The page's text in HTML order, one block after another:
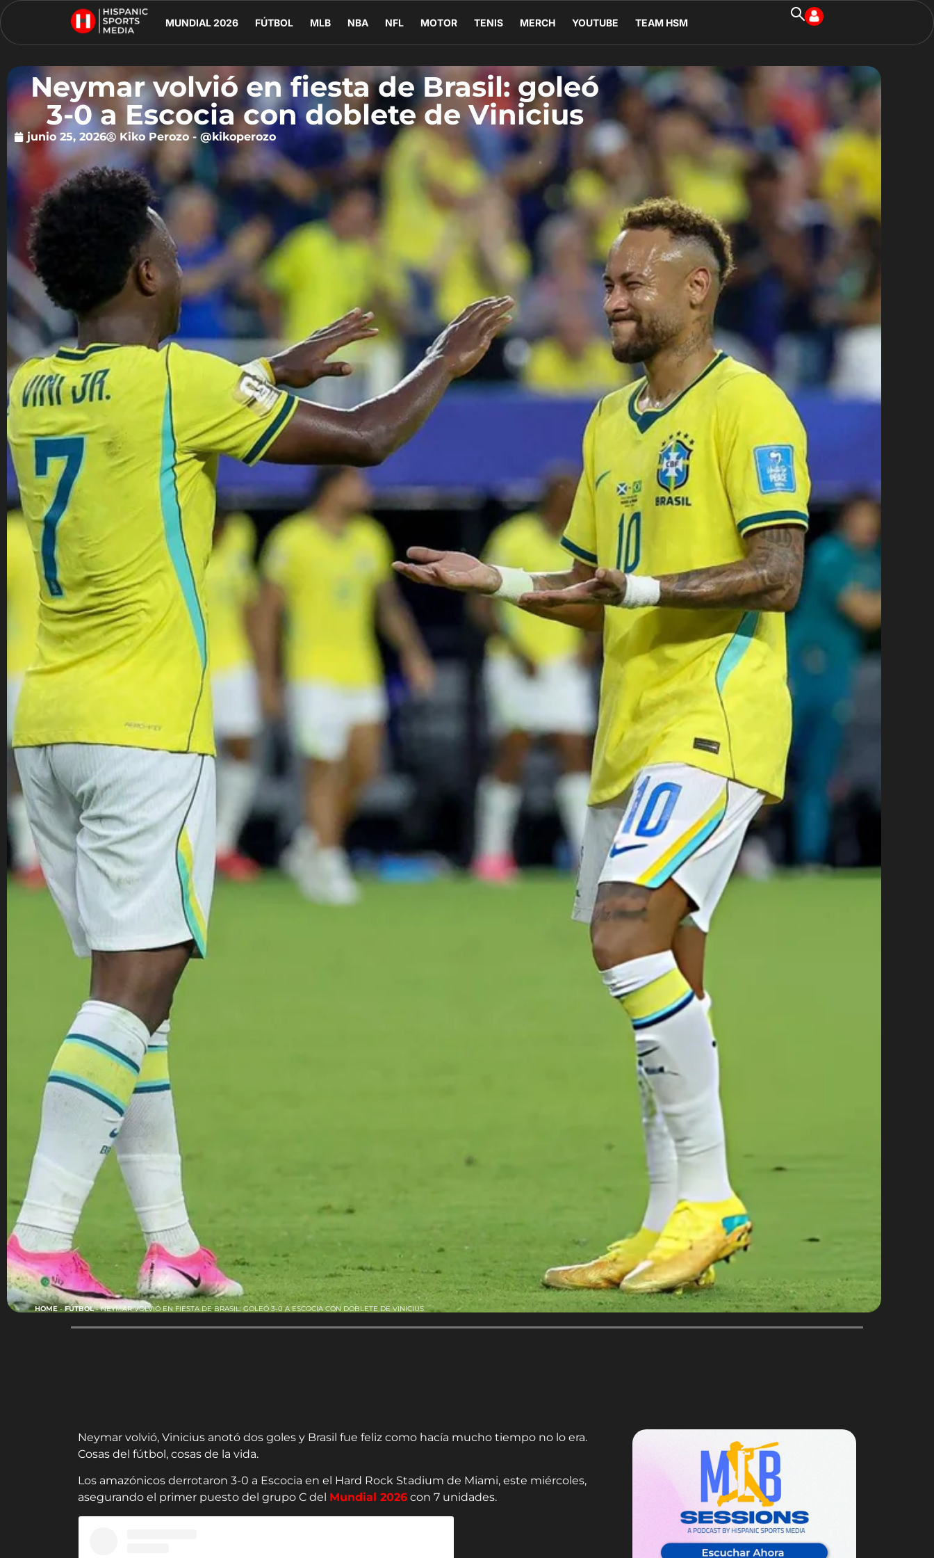
MUNDIAL 2026 FÚTBOL MLB NBA NFL MOTOR TENIS MERCH YOUTUBE TEAM HSM
Neymar volvió en fiesta de Brasil: goleó
3-0 a Escocia con doblete de Vinicius
junio 25, 2026 Kiko Perozo - @kikoperozo
HOME-FÚTBOL-NEYMAR VOLVIÓ EN FIESTA DE BRASIL: GOLEÓ 3-0 A ESCOCIA CON DOBLETE DE VINICIUS
Neymar volvió, Vinicius anotó dos goles y Brasil fue feliz como hacía mucho tiempo no lo era.
Cosas del fútbol, cosas de la vida.
Los amazónicos derrotaron 3-0 a Escocia en el Hard Rock Stadium de Miami, este miércoles,
asegurando el primer puesto del grupo C del Mundial 2026 con 7 unidades.